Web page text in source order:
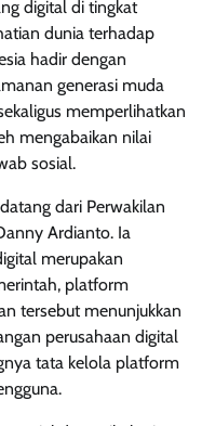
digital di tingkat
dunia terhadap
hadir dengan
generasi muda
memperlihatkan
mengabaikan nilai
sosial.
dari Perwakilan
Ardianto. Ia
merupakan
platform
tersebut menunjukkan
perusahaan digital
tata kelola platform